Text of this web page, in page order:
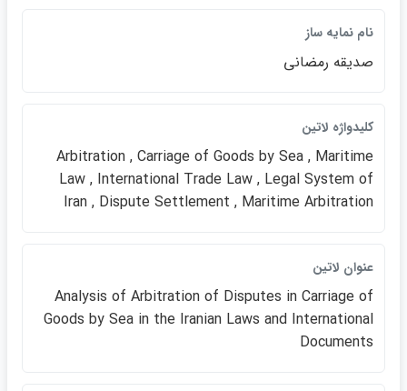
نام نمايه ساز
صديقه رمضاني
كليدواژه لاتين
Arbitration , Carriage of Goods by Sea , Maritime
Law , International Trade Law , Legal System of
Iran , Dispute Settlement , Maritime Arbitration
عنوان لاتين
Analysis of Arbitration of Disputes in Carriage of
Goods by Sea in the Iranian Laws and International
Documents